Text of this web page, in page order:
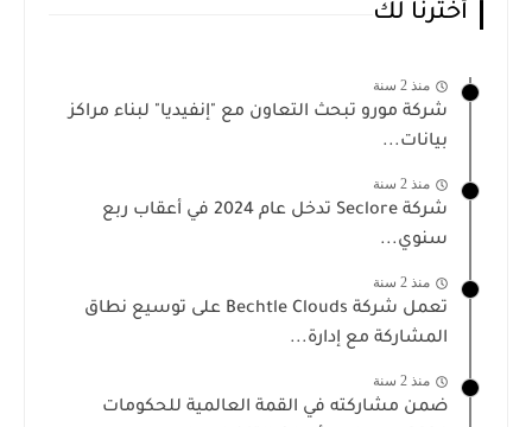
أخترنا لك
منذ 2 سنة
شركة مورو تبحث التعاون مع "إنفيديا" لبناء مراكز
بيانات...
منذ 2 سنة
شركة Seclore تدخل عام 2024 في أعقاب ربع
سنوي...
منذ 2 سنة
تعمل شركة Bechtle Clouds على توسيع نطاق
المشاركة مع إدارة...
منذ 2 سنة
ضمن مشاركته في القمة العالمية للحكومات